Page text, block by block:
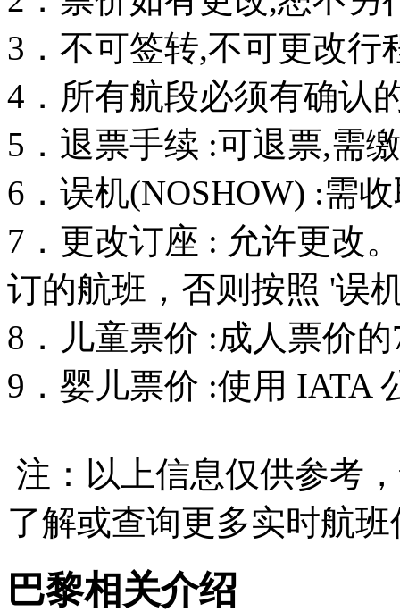
3．不可签转,不可更改行
4．所有航段必须有确认
5．退票手续 :可退票,需
6．误机(NOSHOW) :需
7．更改订座 : 允许更改
订的航班，否则按照 '误
8．儿童票价 :成人票价的
9．婴儿票价 :使用 IATA
注：以上信息仅供参考
了解或查询更多实时航
巴黎相关介绍